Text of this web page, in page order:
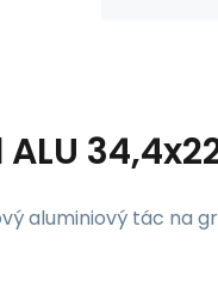
aluminiový tác na